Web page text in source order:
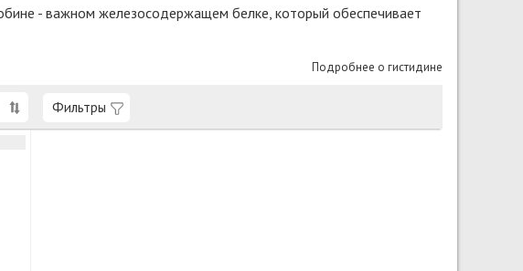
- важном железосодержащем белке, который обеспечивает
Подробнее о гистидине
Фильтры